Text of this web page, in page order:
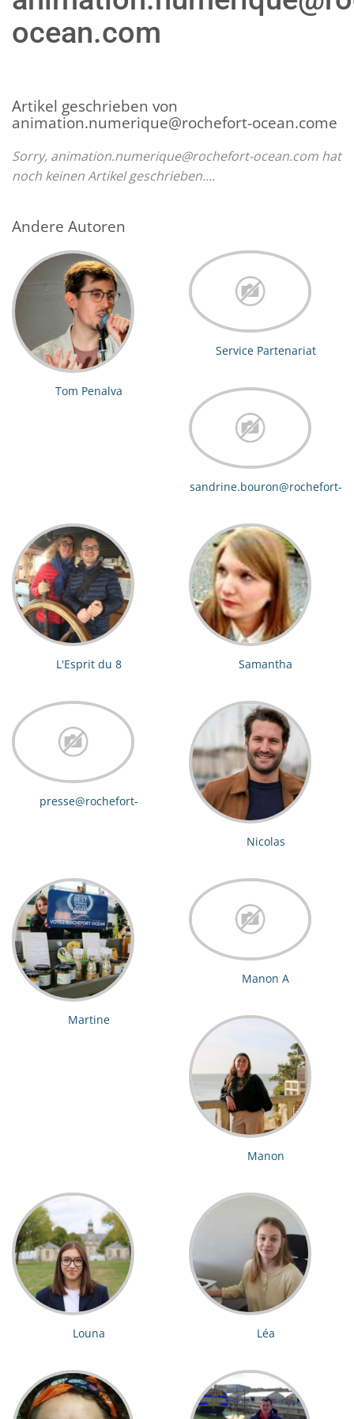
ocean.com
Artikel geschrieben von
animation.numerique@rochefort-ocean.come
Sorry, animation.numerique@rochefort-ocean.com hat
noch keinen Artikel geschrieben....
Andere Autoren
Tom Penalva
Service Partenariat
sandrine.bouron@rochefort-
L'Esprit du 8 Samantha
presse@rochefort-
Nicolas
Martine
Manon A
Manon
Louna Léa